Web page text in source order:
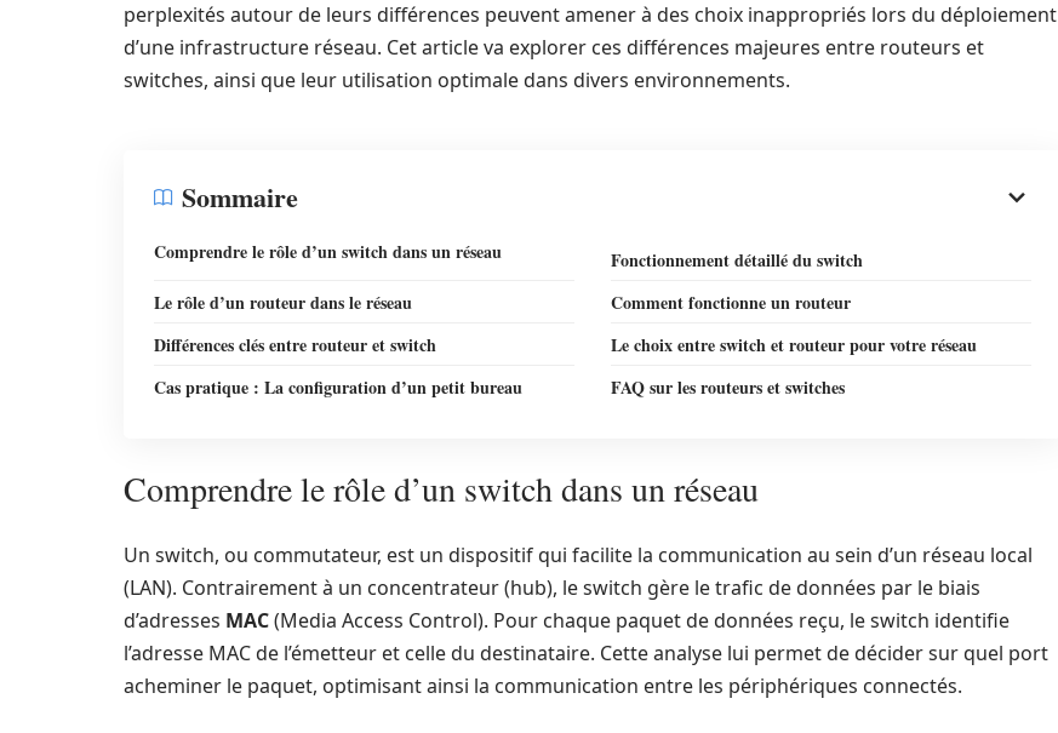
perplexités autour de leurs différences peuvent amener à des choix inappropriés lors du déploiement
d’une infrastructure réseau. Cet article va explorer ces différences majeures entre routeurs et
switches, ainsi que leur utilisation optimale dans divers environnements.
Sommaire
Comprendre le rôle d’un switch dans un réseau
Fonctionnement détaillé du switch
Le rôle d’un routeur dans le réseau
Comment fonctionne un routeur
Différences clés entre routeur et switch
Le choix entre switch et routeur pour votre réseau
Cas pratique : La configuration d’un petit bureau
FAQ sur les routeurs et switches
Comprendre le rôle d’un switch dans un réseau
Un switch, ou commutateur, est un dispositif qui facilite la communication au sein d’un réseau local
(LAN). Contrairement à un concentrateur (hub), le switch gère le trafic de données par le biais
d’adresses MAC(Media Access Control). Pour chaque paquet de données reçu, le switch identifie
l’adresse MAC de l’émetteur et celle du destinataire. Cette analyse lui permet de décider sur quel port
acheminer le paquet, optimisant ainsi la communication entre les périphériques connectés.